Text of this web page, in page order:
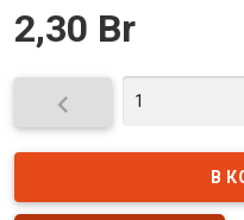
2,30 Br
